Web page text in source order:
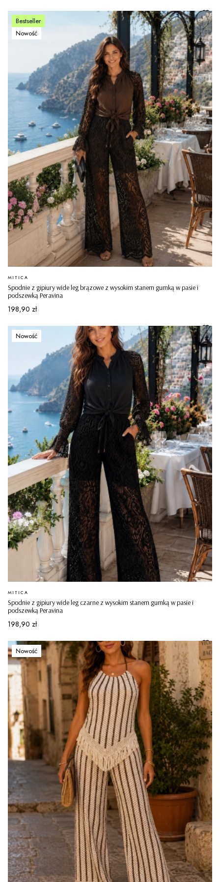
Bestseller
Nowość
Spodnie z gipiury wide leg brązowe z wysokim stanem gumką w pasie i
podszewką Peravina
PRODUCENT
MITICA
Cena
198,90 zł
Nowość
Spodnie z gipiury wide leg czarne z wysokim stanem gumką w pasie i
podszewką Peravina
PRODUCENT
MITICA
Cena
198,90 zł
Nowość